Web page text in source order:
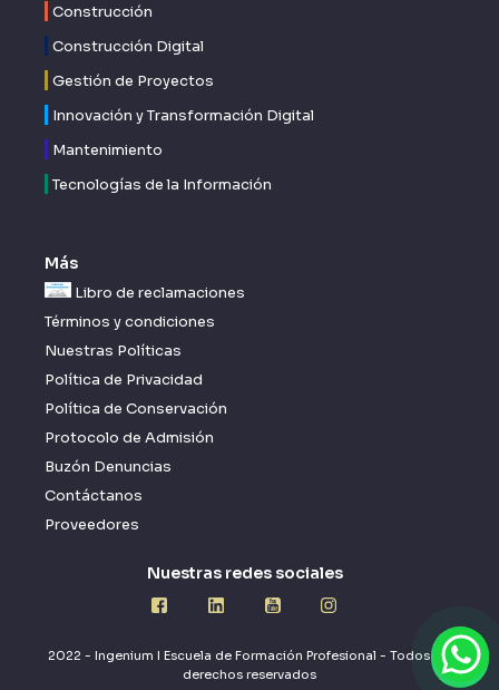
Construcción
Construcción Digital
Gestión de Proyectos
Innovación y Transformación Digital
Mantenimiento
Tecnologías de la Información
Más
Libro de reclamaciones
Términos y condiciones
Nuestras Políticas
Política de Privacidad
Política de Conservación
Protocolo de Admisión
Buzón Denuncias
Contáctanos
Proveedores
Nuestras redes sociales
2022 - Ingenium I Escuela de Formación Profesional - Todos los
derechos reservados